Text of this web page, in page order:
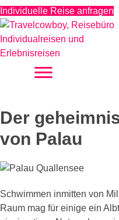
Individuelle Reise anfragen
Der
von Palau
Schwimmen inmitten von
Raum mag für einige ein